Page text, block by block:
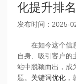
化提升排名
发布时间：2025-
在如今这个信
自身、吸引客户的
站中脱颖而出，成
题。 关键词优化